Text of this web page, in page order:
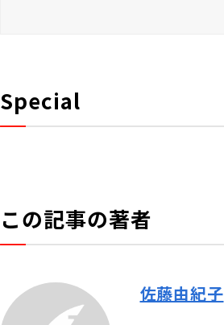
Special
この記事の著者
佐藤由紀子